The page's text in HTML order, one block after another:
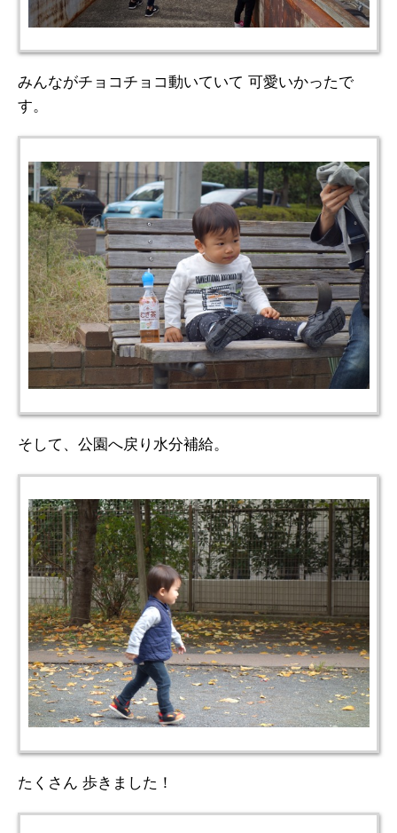
みんながチョコチョコ動いていて 可愛いかったで
す。
そして、公園へ戻り水分補給。
たくさん 歩きました！